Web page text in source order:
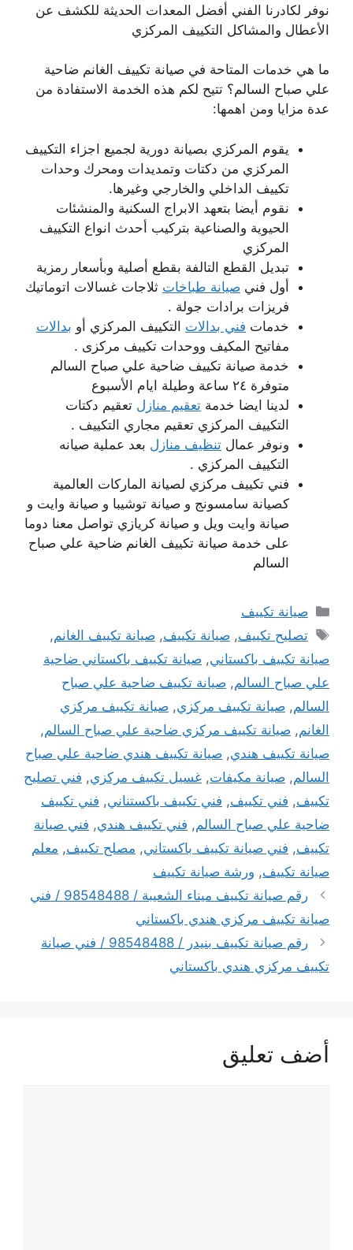
نوفر لكادرنا الفني أفضل المعدات الحديثة للكشف عن
الأعطال والمشاكل التكييف المركزي
ما هي خدمات المتاحة في صيانة تكييف الغانم ضاحية
علي صباح السالم؟ تتيح لكم هذه الخدمة الاستفادة من
عدة مزايا ومن اهمها:
يقوم المركزي بصيانة دورية لجميع اجزاء التكييف
المركزي من دكتات وتمديدات ومحرك وحدات
تكييف الداخلي والخارجي وغيرها.
نقوم أيضا بتعهد الابراج السكنية والمنشئات
الحيوية والصناعية بتركيب أحدث انواع التكييف
المركزي
تبديل القطع التالفة بقطع أصلية وبأسعار رمزية
أول فني صيانة طباخات ثلاجات غسالات اتوماتيك
فريزات برادات جولة .
خدمات فني بدالات التكييف المركزي أو بدالات
مفاتيح المكيف ووحدات تكييف مركزى .
خدمة صيانة تكييف ضاحية علي صباح السالم
متوفرة ٢٤ ساعة وطيلة ايام الأسبوع
لدينا ايضا خدمة تعقيم منازل تعقيم دكتات
التكييف المركزي تعقيم مجاري التكييف .
ونوفر عمال تنظيف منازل بعد عملية صيانه
التكييف المركزي .
فني تكييف مركزي لصيانة الماركات العالمية
كصيانة سامسونج و صيانة توشيبا و صيانة وايت و
صيانة وايت ويل و صيانة كريازي تواصل معنا دوما
على خدمة صيانة تكييف الغانم ضاحية علي صباح
السالم
التصنيفات
صيانة تكييف
الوسوم
تصليح تكييف,صيانة تكييف,صيانة تكييف الغانم,
صيانة تكييف باكستاني, صيانة تكييف باكستاني ضاحية
علي صباح السالم, صيانة تكييف ضاحية علي صباح
السالم, صيانة تكييف مركزي, صيانة تكييف مركزي
الغانم, صيانة تكييف مركزي ضاحية علي صباح السالم,
صيانة تكييف هندي, صيانة تكييف هندي ضاحية علي صباح
السالم, صيانة مكيفات, غسيل تكييف مركزي, فني تصليح
تكييف, فني تكييف, فني تكييف باكستناني, فني تكييف
ضاحية علي صباح السالم, فني تكييف هندي, فني صيانة
تكييف, فني صيانة تكييف باكستاني, مصلح تكييف, معلم
صيانة تكييف, ورشة صيانة تكييف
رقم صيانة تكييف ميناء الشعيبة / 98548488 / فني
صيانة تكييف مركزي هندي باكستاني
رقم صيانة تكييف بنيدر / 98548488 / فني صيانة
تكييف مركزي هندي باكستاني
أضف تعليق